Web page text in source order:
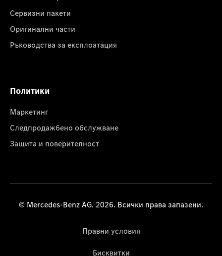
Сервизни пакети
Оригинални части
Ръководства за експлоатация
Политики
Маркетинг
Следпродажбено обслужване
Защита и поверителност
© Mercedes-Benz AG. 2026. Всички права запазени.
Правни условия
Бисквитки